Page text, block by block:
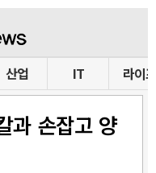
산업 IT 라이프
과 손잡고 양